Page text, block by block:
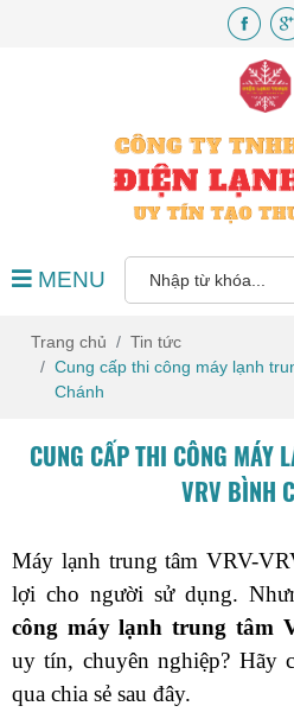
MENU
Trang chủ
Tin tức
Cung cấp thi công máy lạnh
Chánh
CUNG CẤP THI CÔNG MÁY
VRV BÌNH
Máy lạnh trung tâm VRV-
lợi cho người sử dụng.
uy tín, chuyên nghiệp? Hãy
qua chia sẻ sau đây.